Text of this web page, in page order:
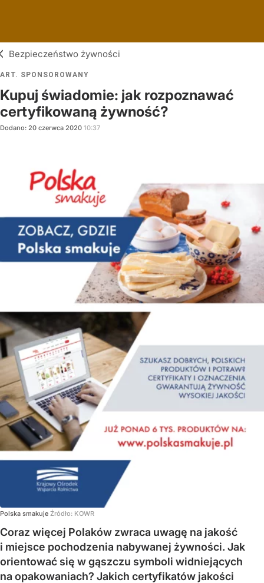
Bezpieczeństwo żywności
ART. SPONSOROWANY
Kupuj świadomie: jak rozpoznawać
certyfikowaną żywność?
Dodano: 20 czerwca 2020 10:37
Polska smakuje Źródło: KOWR
Coraz więcej Polaków zwraca uwagę na jakość
i miejsce pochodzenia nabywanej żywności. Jak
orientować się w gąszczu symboli widniejących
na opakowaniach? Jakich certyfikatów jakości